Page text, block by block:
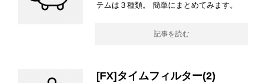
テムは３種類。 簡単にまとめてみます。
記事を読む
[FX]タイムフィルター(2)